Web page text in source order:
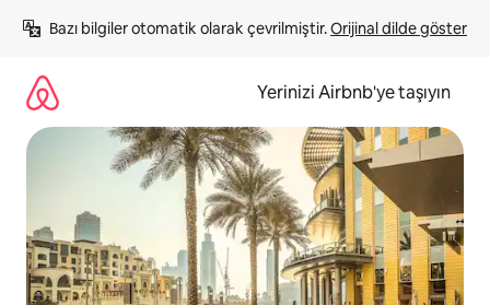
atla
Bazı bilgiler otomatik olarak çevrilmiştir. Orijinal dilde göster
Yerinizi Airbnb'ye taşıyın